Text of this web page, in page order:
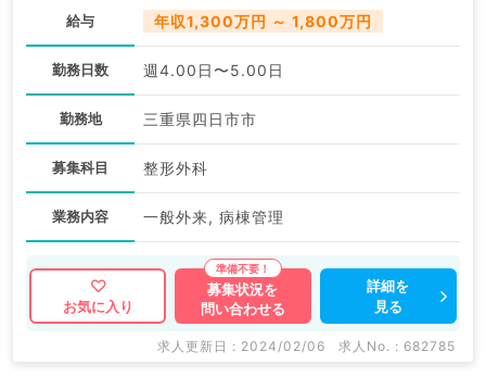
給与 年収1,300万円 ～ 1,800万円
勤務日数 週4.00日〜5.00日
勤務地 三重県四日市市
募集科目 整形外科
業務内容 一般外来, 病棟管理
お気に入り
募集状況を
問い合わせる
詳細を
見る
求人更新日 : 2024/02/06 求人No. : 682785